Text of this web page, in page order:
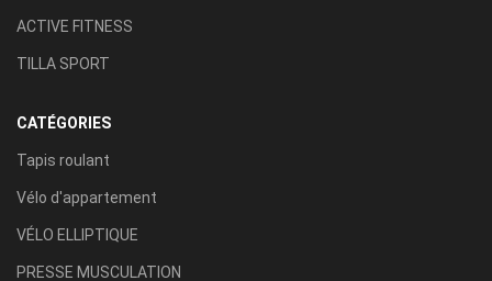
ACTIVE FITNESS
TILLA SPORT
CATÉGORIES
Tapis roulant
Vélo d'appartement
VÉLO ELLIPTIQUE
PRESSE MUSCULATION